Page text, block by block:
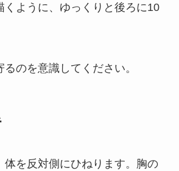
くように、ゆっくりと後ろに10
のを意識してください。
体を反対側にひねります。胸の